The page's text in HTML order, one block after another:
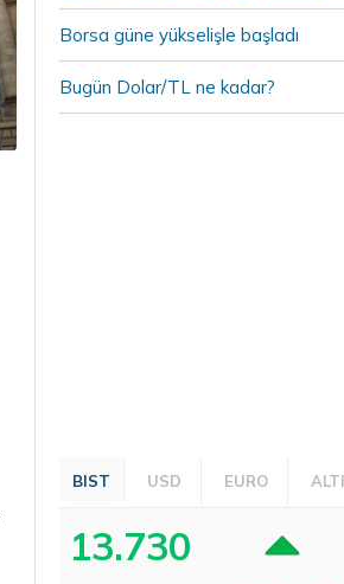
Borsa güne yükselişle başladı
Bugün Dolar/TL ne kadar?
BIST USD EURO
13.730